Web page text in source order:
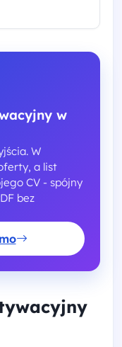
w
W
a list
CV - spójny
bez